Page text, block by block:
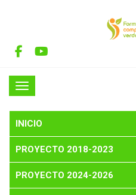
INICIO
PROYECTO 2018-2023
PROYECTO 2024-2026